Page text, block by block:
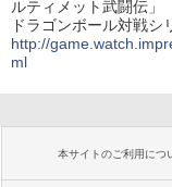
ルティメット武闘伝」
ドラゴンボール対戦シ
http://
ml
本サイトのご利用につ